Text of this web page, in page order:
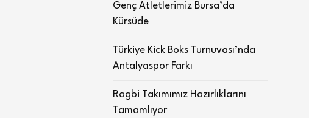
Genç Atletlerimiz Bursa’da
Kürsüde
Türkiye Kick Boks Turnuvası’nda
Antalyaspor Farkı
Ragbi Takımımız Hazırlıklarını
Tamamlıyor